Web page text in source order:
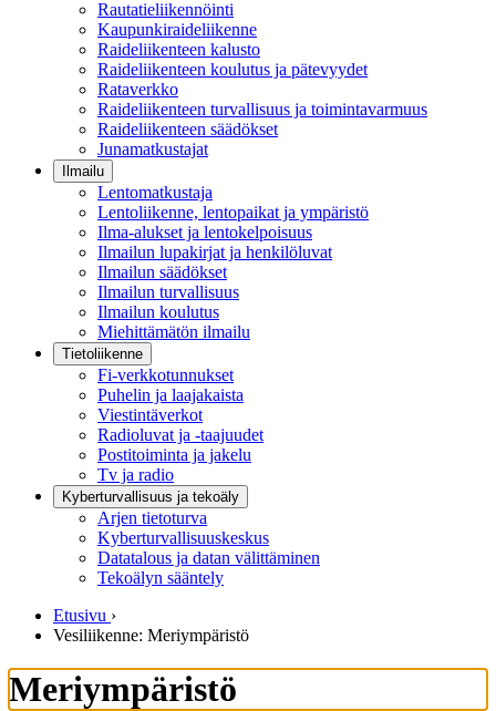
Rautatieliikennöinti
Kaupunkiraideliikenne
Raideliikenteen kalusto
Raideliikenteen koulutus ja pätevyydet
Rataverkko
Raideliikenteen turvallisuus ja toimintavarmuus
Raideliikenteen säädökset
Junamatkustajat
Ilmailu
Lentomatkustaja
Lentoliikenne, lentopaikat ja ympäristö
Ilma-alukset ja lentokelpoisuus
Ilmailun lupakirjat ja henkilöluvat
Ilmailun säädökset
Ilmailun turvallisuus
Ilmailun koulutus
Miehittämätön ilmailu
Tietoliikenne
Fi-verkkotunnukset
Puhelin ja laajakaista
Viestintäverkot
Radioluvat ja -taajuudet
Postitoiminta ja jakelu
Tv ja radio
Kyberturvallisuus ja tekoäly
Arjen tietoturva
Kyberturvallisuuskeskus
Datatalous ja datan välittäminen
Tekoälyn sääntely
Etusivu ›
Vesiliikenne: Meriympäristö
Meriympäristö